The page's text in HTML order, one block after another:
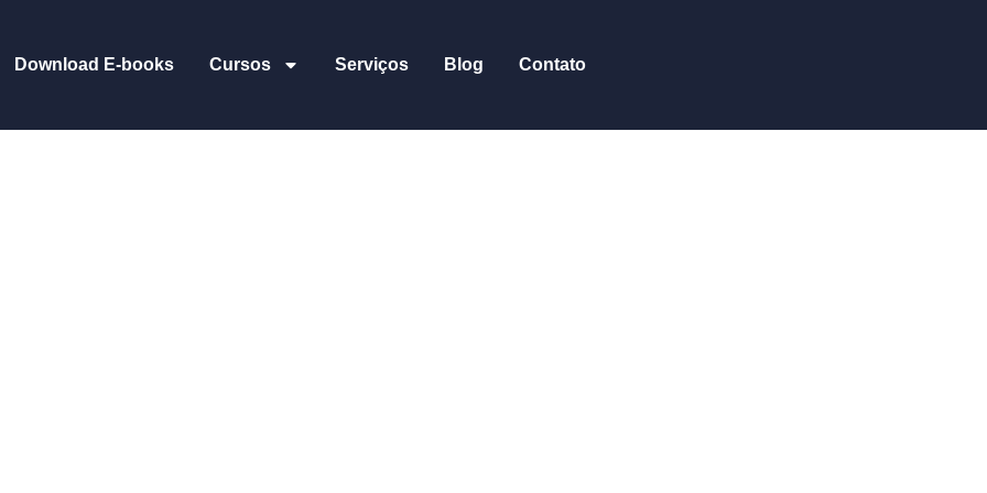
Download E-books Cursos Serviços Blog Contato